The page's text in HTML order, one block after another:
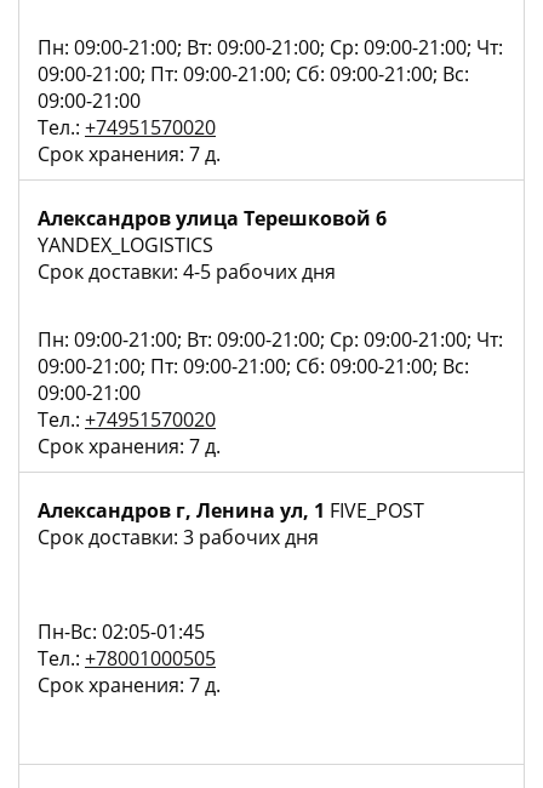
Пн: 09:00-21:00; Вт: 09:00-21:00; Ср: 09:00-21:00; Чт:
09:00-21:00; Пт: 09:00-21:00; Сб: 09:00-21:00; Вс:
09:00-21:00
Тел.: +74951570020
Срок хранения: 7 д.
Александров улица Терешковой 6
YANDEX_LOGISTICS
Срок доставки: 4-5 рабочих дня
Пн: 09:00-21:00; Вт: 09:00-21:00; Ср: 09:00-21:00; Чт:
09:00-21:00; Пт: 09:00-21:00; Сб: 09:00-21:00; Вс:
09:00-21:00
Тел.: +74951570020
Срок хранения: 7 д.
Александров г, Ленина ул, 1 FIVE_POST
Срок доставки: 3 рабочих дня
Пн-Вс: 02:05-01:45
Тел.: +78001000505
Срок хранения: 7 д.